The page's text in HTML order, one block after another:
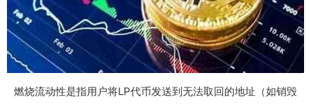
燃烧流动性是指用户将LP代币发送到无法取回的地址（如销毁